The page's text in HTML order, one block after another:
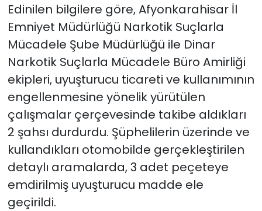
Edinilen bilgilere göre, Afyonkarahisar İl
Emniyet Müdürlüğü Narkotik Suçlarla
Mücadele Şube Müdürlüğü ile Dinar
Narkotik Suçlarla Mücadele Büro Amirliği
ekipleri, uyuşturucu ticareti ve kullanımının
engellenmesine yönelik yürütülen
çalışmalar çerçevesinde takibe aldıkları
2 şahsı durdurdu. Şüphelilerin üzerinde ve
kullandıkları otomobilde gerçekleştirilen
detaylı aramalarda, 3 adet peçeteye
emdirilmiş uyuşturucu madde ele
geçirildi.